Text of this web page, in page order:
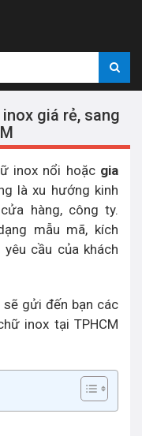
giá rẻ, sang
inox nổi hoặc gia
là xu hướng kinh
hàng, công ty.
mẫu mã, kích
cầu của khách
sẽ gửi đến bạn các
inox tại TPHCM